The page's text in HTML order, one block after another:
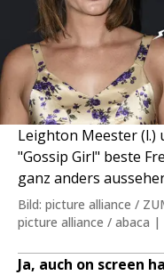
Leighton Meester (l.)
"Gossip Girl" beste
ganz anders
Bild: picture alliance /
picture alliance / abaca |
Ja, auch on screen